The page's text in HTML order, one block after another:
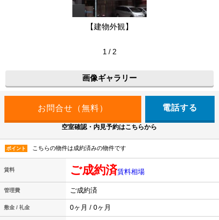
【建物外観】
1 / 2
画像ギャラリー
電話する
空室確認・内見予約はこちらから
ポイント こちらの物件は成約済みの物件です
賃料 ご成約済賃料相場
管理費 ご成約済
敷金 / 礼金 0ヶ月 / 0ヶ月